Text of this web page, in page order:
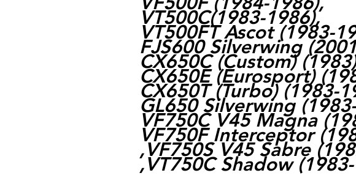
VT500C(1983-1986),
VT500FT Ascot (1983-
FJS600 Silverwing
CX650C (Custom)
CX650E (Eurosport)
CX650T (Turbo) (1983-
GL650 Silverwing
VF750C V45 Magna
VF750F Interceptor
,VF750S V45 Sabre
,VT750C Shadow